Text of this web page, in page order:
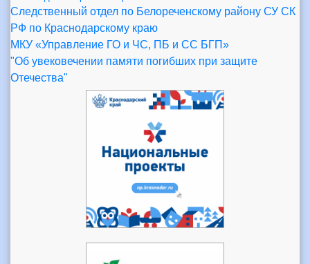
Следственный отдел по Белореченскому району СУ СК
РФ по Краснодарскому краю
МКУ «Управление ГО и ЧС, ПБ и СС БГП»
"Об увековечении памяти погибших при защите
Отечества"